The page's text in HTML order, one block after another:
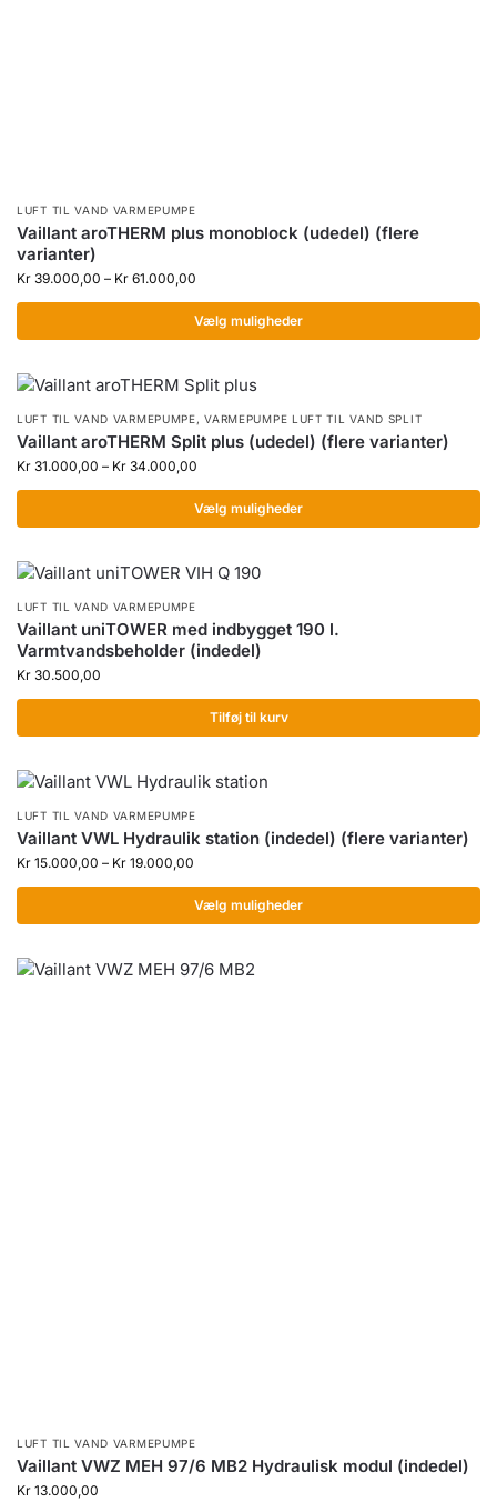
LUFT TIL VAND VARMEPUMPE
Vaillant aroTHERM plus monoblock (udedel) (flere
varianter)
Kr 39.000,00 – Kr 61.000,00
Vælg muligheder
LUFT TIL VAND VARMEPUMPE,VARMEPUMPE LUFT TIL VAND SPLIT
Vaillant aroTHERM Split plus (udedel) (flere varianter)
Kr 31.000,00 – Kr 34.000,00
Vælg muligheder
LUFT TIL VAND VARMEPUMPE
Vaillant uniTOWER med indbygget 190 l.
Varmtvandsbeholder (indedel)
Kr 30.500,00
Tilføj til kurv
LUFT TIL VAND VARMEPUMPE
Vaillant VWL Hydraulik station (indedel) (flere varianter)
Kr 15.000,00 – Kr 19.000,00
Vælg muligheder
LUFT TIL VAND VARMEPUMPE
Vaillant VWZ MEH 97/6 MB2 Hydraulisk modul (indedel)
Kr 13.000,00